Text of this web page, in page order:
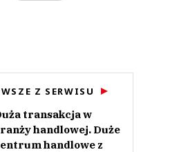
Z SERWISU
transakcja w
handlowej. Duże
handlowe z